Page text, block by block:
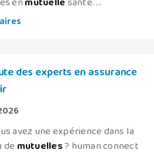
des experts en assurance
avez une expérience dans la
de mutuelles? human connect